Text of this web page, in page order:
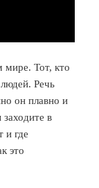
мире. Тот, кто
Речь
он плавно и
в
и где
это